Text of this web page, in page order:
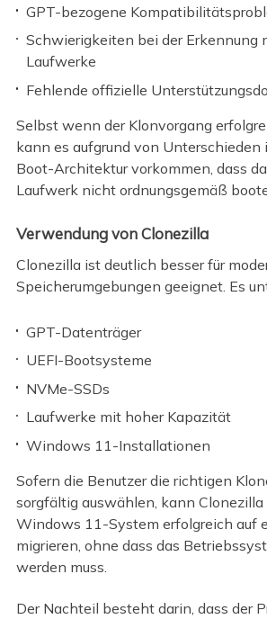
GPT-bezogene
Schwierigkeiten bei der Erkennung
Laufwerke
Fehlende offizielle
Selbst wenn der Klonvorgang
kann es aufgrund von Unterschieden
Boot-Architektur vorkommen, dass
Laufwerk nicht ordnungsgemäß
Verwendung von Clonezilla
Clonezilla ist deutlich besser für
Speicherumgebungen geeignet. Es
GPT-Datenträger
UEFI-Bootsysteme
NVMe-SSDs
Laufwerke mit hoher Kapazität
Windows 11-Installationen
Sofern die Benutzer die richtigen
sorgfältig auswählen, kann
Windows 11-System erfolgreich auf
migrieren, ohne dass das
werden muss.
Der Nachteil besteht darin, dass der